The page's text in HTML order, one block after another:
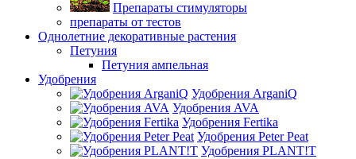
Препараты стимуляторы
препараты от тестов
Однолетние декоративные растения
Петуния
Петуния ампельная
Удобрения
Удобрения ArganiQ
Удобрения AVA
Удобрения Fertika
Удобрения Peter Peat
Удобрения PLANT!T